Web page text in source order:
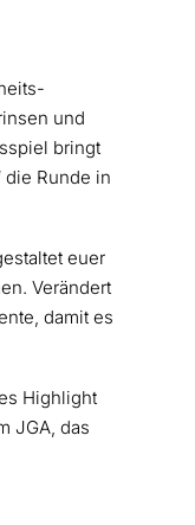
und
bringt
die Runde in
euer
Verändert
damit es
Highlight
JGA, das